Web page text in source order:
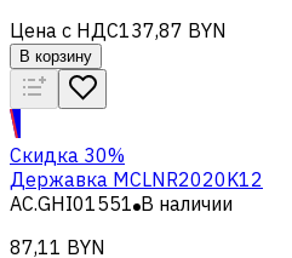
Цена с НДС137,87 BYN
В корзину
Скидка 30%
Державка MCLNR2020K12
AC.GHI01551 В наличии
87,11 BYN